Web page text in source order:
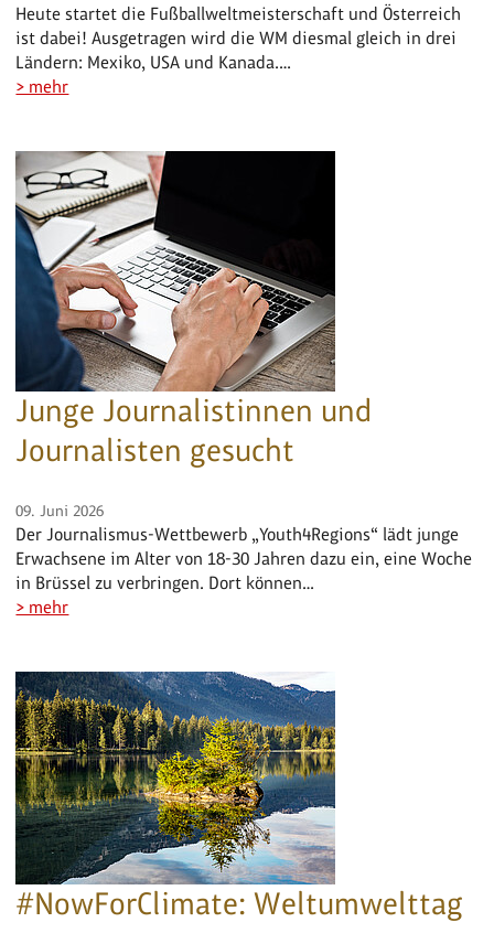
Heute startet die Fußballweltmeisterschaft und Österreich
ist dabei! Ausgetragen wird die WM diesmal gleich in drei
Ländern: Mexiko, USA und Kanada.…
> mehr
Junge Journalistinnen und
Journalisten gesucht
09. Juni 2026
Der Journalismus-Wettbewerb „Youth4Regions“ lädt junge
Erwachsene im Alter von 18-30 Jahren dazu ein, eine Woche
in Brüssel zu verbringen. Dort können…
> mehr
#NowForClimate: Weltumwelttag